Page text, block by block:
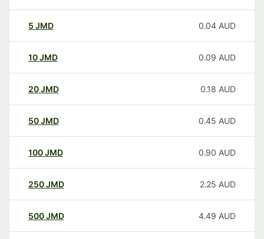
5 JMD 0.04 AUD
10JMD 0.09 AUD
20JMD 0.18 AUD
50JMD 0.45 AUD
100JMD 0.90 AUD
250JMD 2.25 AUD
500JMD 4.49 AUD